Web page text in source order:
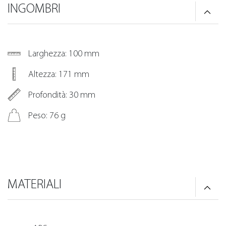
INGOMBRI
Larghezza: 100 mm
Altezza: 171 mm
Profondità: 30 mm
Peso: 76 g
MATERIALI